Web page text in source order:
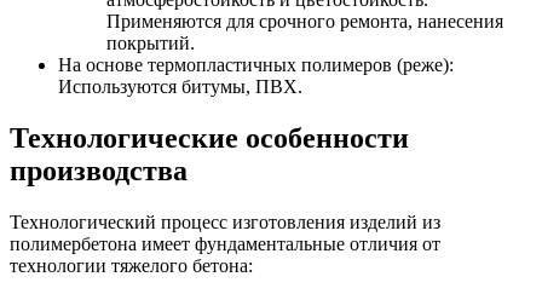
Применяются для срочного ремонта, нанесения
покрытий.
На основе термопластичных полимеров (реже):
Используются битумы, ПВХ.
Технологические особенности
производства
Технологический процесс изготовления изделий из
полимербетона имеет фундаментальные отличия от
технологии тяжелого бетона: